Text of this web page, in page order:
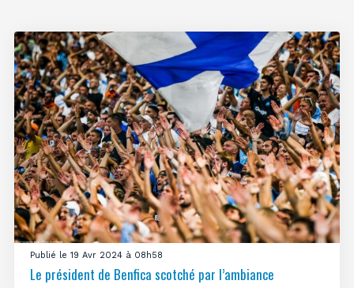
Publié le 19 Avr 2024 à 08h58
Le président de Benfica scotché par l’ambiance